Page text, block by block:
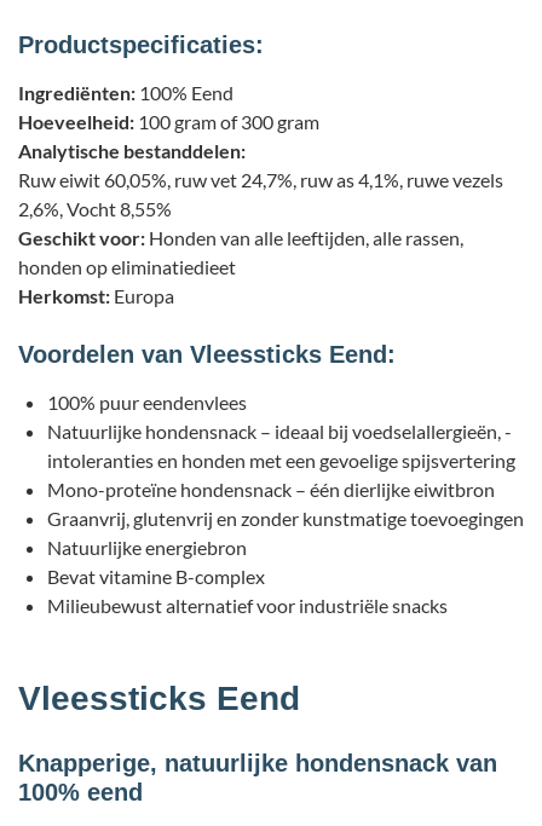
Productspecificaties:
Ingrediënten: 100% Eend
Hoeveelheid: 100 gram of 300 gram
Analytische bestanddelen:
Ruw eiwit 60,05%, ruw vet 24,7%, ruw as 4,1%, ruwe vezels
2,6%, Vocht 8,55%
Geschikt voor: Honden van alle leeftijden, alle rassen,
honden op eliminatiedieet
Herkomst: Europa
Voordelen van Vleessticks Eend:
100% puur eendenvlees
Natuurlijke hondensnack – ideaal bij voedselallergieën, -
intoleranties en honden met een gevoelige spijsvertering
Mono-proteïne hondensnack – één dierlijke eiwitbron
Graanvrij, glutenvrij en zonder kunstmatige toevoegingen
Natuurlijke energiebron
Bevat vitamine B-complex
Milieubewust alternatief voor industriële snacks
Vleessticks Eend
Knapperige, natuurlijke hondensnack van
100% eend